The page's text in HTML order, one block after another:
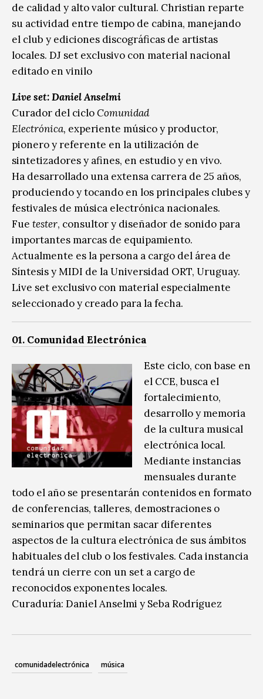
de calidad y alto valor cultural. Christian reparte
su actividad entre tiempo de cabina, manejando
el club y ediciones discográficas de artistas
locales. DJ set exclusivo con material nacional
editado en vinilo
Live set: Daniel Anselmi
Curador del cicloComunidad
Electrónica, experiente músico y productor,
pionero y referente en la utilización de
sintetizadores y afines, en estudio y en vivo.
Ha desarrollado una extensa carrera de 25 años,
produciendo y tocando en los principales clubes y
festivales de música electrónica nacionales.
Fue tester, consultor y diseñador de sonido para
importantes marcas de equipamiento.
Actualmente es la persona a cargo del área de
Síntesis y MIDI de la Universidad ORT, Uruguay.
Live set exclusivo con material especialmente
seleccionado y creado para la fecha.
01. Comunidad Electrónica
Este ciclo, con base en
el CCE, busca el
fortalecimiento,
desarrollo y memoria
de la cultura musical
electrónica local.
Mediante instancias
mensuales durante
todo el año se presentarán contenidos en formato
de conferencias, talleres, demostraciones o
seminarios que permitan sacar diferentes
aspectos de la cultura electrónica de sus ámbitos
habituales del club o los festivales. Cada instancia
tendrá un cierre con un set a cargo de
reconocidos exponentes locales.
Curaduría: Daniel Anselmi y Seba Rodríguez
comunidadelectrónica música